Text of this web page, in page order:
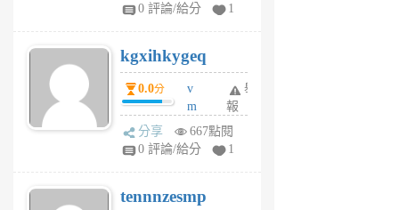
6
個
月
前
0 評論/給分 1
kgxihkygeq
0.0分
v
m
sg
sr
6
舉
報
分享
667點閱
0 評論/給分
1
tennnzesmp